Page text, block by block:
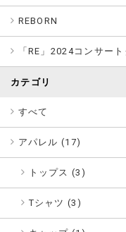
REBORN
「RE」2024コンサー
カテゴリ
すべて
アパレル (17)
トップス (3)
Tシャツ (3)